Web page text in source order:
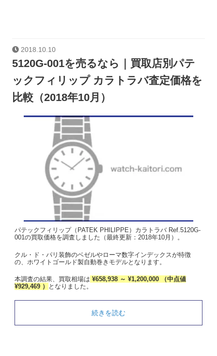
2018.10.10
5120G-001を売るなら｜買取店別パテ
ックフィリップ カラトラバ査定価格を
比較（2018年10月）
パテックフィリップ（PATEK PHILIPPE）カラトラバ Ref.5120G-
001の買取価格を調査しました（最終更新：2018年10月）。
クル・ド・パリ装飾のベゼルやローマ数字インデックスが特徴
の、ホワイトゴールド製自動巻きモデルとなります。
本調査の結果、買取相場は ¥658,938 ～ ¥1,200,000 （中点値
¥929,469 ）
となりました。
続きを読む